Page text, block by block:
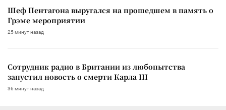
Шеф Пентагона выругался на прошедшем в память о
Грэме мероприятии
25 минут назад
Сотрудник радио в Британии из любопытства
запустил новость о смерти Карла III
36 минут назад